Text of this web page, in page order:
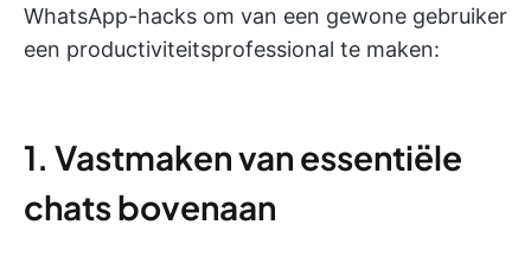
WhatsApp-hacks om van een gewone gebruiker
een productiviteitsprofessional te maken:
1. Vastmaken van essentiële
chats bovenaan